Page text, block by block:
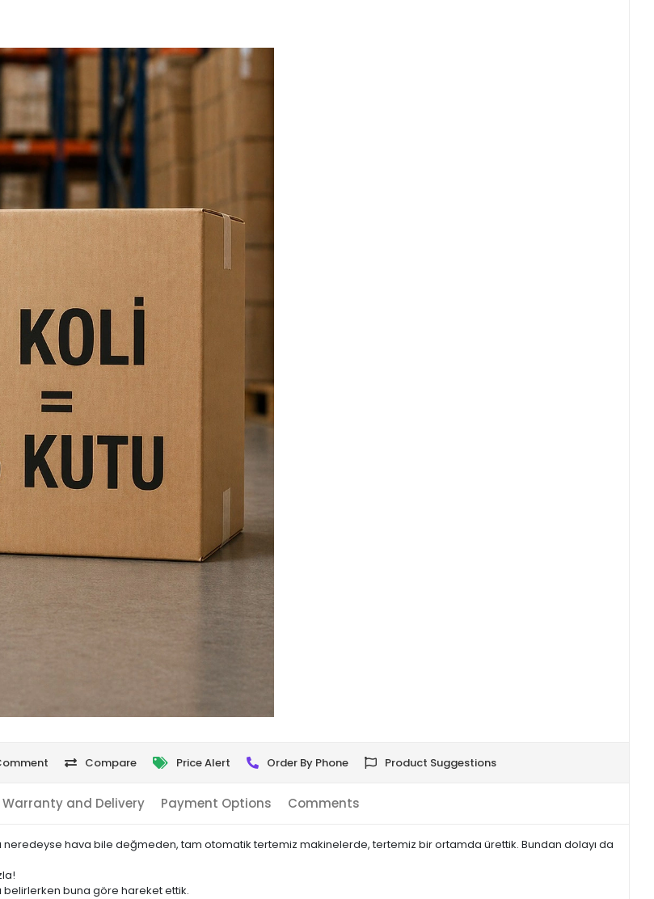
Compare Price Alert Order By Phone Product Suggestions
Warranty and Delivery Payment Options Comments
hava bile değmeden, tam otomatik tertemiz makinelerde, tertemiz bir ortamda ürettik. Bundan dolayı da
belirlerken buna göre hareket ettik.